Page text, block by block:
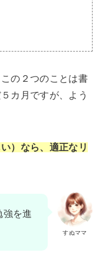
の２つのことは書
カ月ですが、よう
）なら、適正なリ
すぬママ
強を進